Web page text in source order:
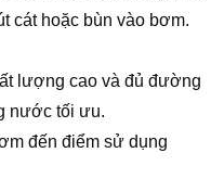
cát hoặc bùn vào bơm.
lượng cao và đủ đường
nước tối ưu.
đến điểm sử dụng